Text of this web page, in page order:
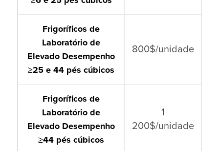
Frigoríficos de
Laboratório de
Elevado Desempenho
≥25 e 44 pés cúbicos
800$/unidade
Frigoríficos de
Laboratório de
Elevado Desempenho
≥44 pés cúbicos
1
200$/unidade